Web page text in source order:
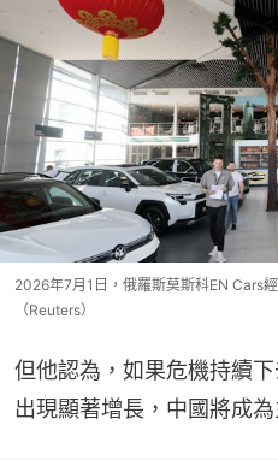
2026年7月1日，俄羅斯莫斯科EN Cars
（Reuters）
但他認為，如果危機持續
出現顯著增長，中國將成為